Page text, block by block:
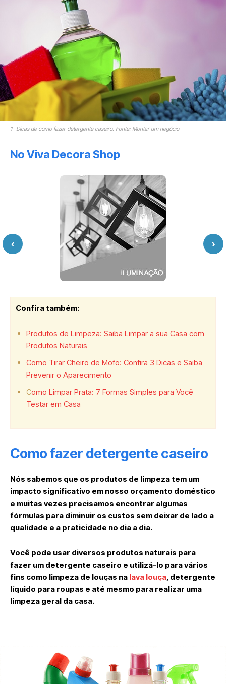
1- Dicas de como fazer detergente caseiro. Fonte: Montar um negócio
No Viva Decora Shop
‹ ›
Confira também:
Produtos de Limpeza: Saiba Limpar a sua Casa com
Produtos Naturais
Como Tirar Cheiro de Mofo: Confira 3 Dicas e Saiba
Prevenir o Aparecimento
Como Limpar Prata: 7 Formas Simples para Você
Testar em Casa
Como fazer detergente caseiro
Nós sabemos que os produtos de limpeza tem um
impacto significativo em nosso orçamento doméstico
e muitas vezes precisamos encontrar algumas
fórmulas para diminuir os custos sem deixar de lado a
qualidade e a praticidade no dia a dia.
Você pode usar diversos produtos naturais para
fazer um detergente caseiro e utilizá-lo para vários
fins como limpeza de louças na lava louça, detergente
líquido para roupas e até mesmo para realizar uma
limpeza geral da casa.